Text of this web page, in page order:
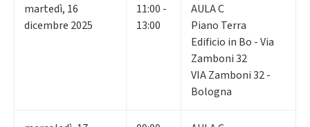
martedì, 16
dicembre 2025
11:00 -
13:00
AULA C
Piano Terra
Edificio in Bo - Via
Zamboni 32
VIA Zamboni 32 -
Bologna